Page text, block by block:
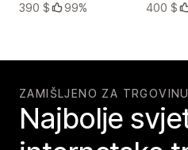
390 $
99%
400 $
ZAMIŠLJENO ZA TRGOVINU
Najbolje